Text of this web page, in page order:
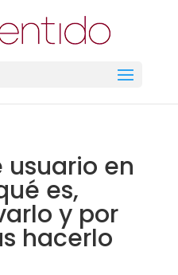
usuario en
es,
y por
hacerlo